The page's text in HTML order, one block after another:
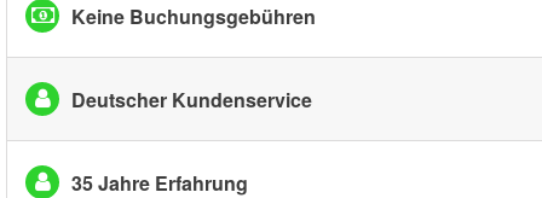
Keine Buchungsgebühren
Deutscher Kundenservice
35 Jahre Erfahrung